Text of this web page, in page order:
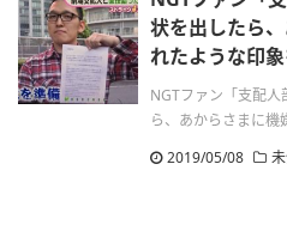
状を出したら
れたような印象
NGTファン「支配
ら、あからさまに機
2019/05/08